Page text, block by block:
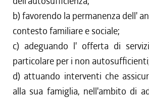
b) favorendo la permanenza dell'
contesto familiare e sociale;
c) adeguando l' offerta di
particolare per i non
d) attuando interventi che
alla sua famiglia, nell'ambito di